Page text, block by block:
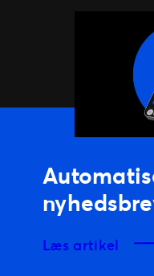
læs artikel